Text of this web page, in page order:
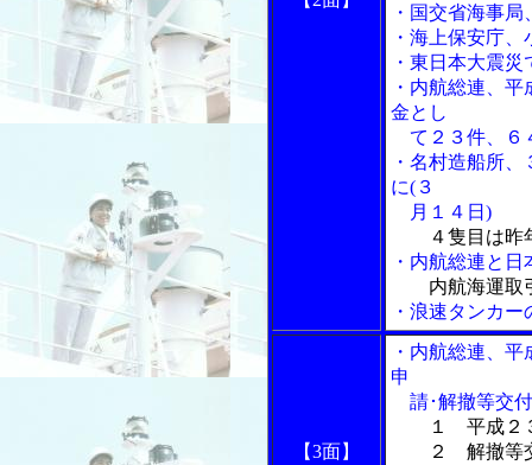
・国交省海事
・海上保安庁
・東日本大震
・内航総連、
金とし
て２３件、６
・名村造船所
に(３
月１４日)
４隻目は昨
・内航総連と
内航海運取
・浪速タンカ
【3面】
・内航総連、
申
請･解撤等交
１ 平成２
２ 解撤等交